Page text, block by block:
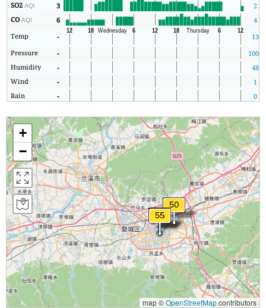
SO2AQI 3
2
COAQI 6
4
Temp
-
13
Pressure
- 1004
Humidity
-
48
Wind
-
1
Rain
- 0
+
−
map ©OpenStreetMapcontributors